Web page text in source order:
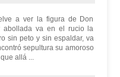
a ver la figura de Don
abollada va en el rucio la
sin peto y sin espaldar, va
sepultura su amoroso
allá ...